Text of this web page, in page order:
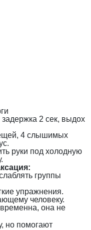
задержка 2 сек, выдох
4 слышимых
руки под холодную
группы
упражнения.
человеку.
она не
но помогают